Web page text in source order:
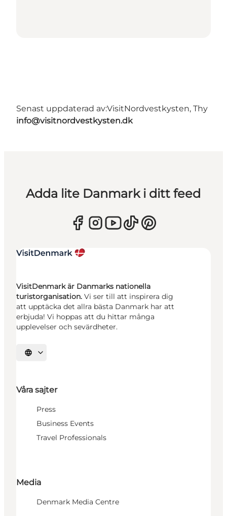
Senast uppdaterad av:VisitNordvestkysten, Thy
info@visitnordvestkysten.dk
Adda lite Danmark i ditt feed
VisitDenmark är Danmarks nationella
turistorganisation. Vi ser till att inspirera dig
att upptäcka det allra bästa Danmark har att
erbjuda! Vi hoppas att du hittar många
upplevelser och sevärdheter.
Välj språk
Våra sajter
Press
Business Events
Travel Professionals
Media
Denmark Media Centre